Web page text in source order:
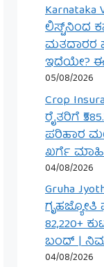
ಲಿಸ್ಟ್‌ನಿಂದ
ಮತದಾರರ
ಇದೆಯೇ?
05/08/2026
Crop
ರೈತರಿಗೆ
ಪರಿಹಾರ
ಖರ್ಗೆ
04/08/2026
Gruha
82,220+
ಬಂದ್ |
04/08/2026